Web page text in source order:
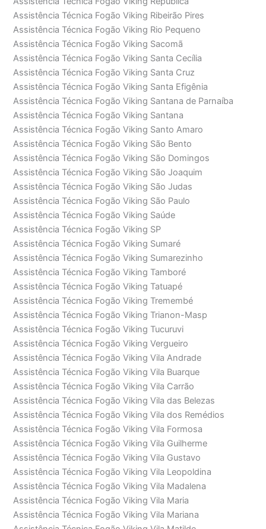
Assistência Técnica Fogão Viking Ribeirão Pires
Assistência Técnica Fogão Viking Rio Pequeno
Assistência Técnica Fogão Viking Sacomã
Assistência Técnica Fogão Viking Santa Cecília
Assistência Técnica Fogão Viking Santa Cruz
Assistência Técnica Fogão Viking Santa Efigênia
Assistência Técnica Fogão Viking Santana de Parnaíba
Assistência Técnica Fogão Viking Santana
Assistência Técnica Fogão Viking Santo Amaro
Assistência Técnica Fogão Viking São Bento
Assistência Técnica Fogão Viking São Domingos
Assistência Técnica Fogão Viking São Joaquim
Assistência Técnica Fogão Viking São Judas
Assistência Técnica Fogão Viking São Paulo
Assistência Técnica Fogão Viking Saúde
Assistência Técnica Fogão Viking SP
Assistência Técnica Fogão Viking Sumaré
Assistência Técnica Fogão Viking Sumarezinho
Assistência Técnica Fogão Viking Tamboré
Assistência Técnica Fogão Viking Tatuapé
Assistência Técnica Fogão Viking Tremembé
Assistência Técnica Fogão Viking Trianon-Masp
Assistência Técnica Fogão Viking Tucuruvi
Assistência Técnica Fogão Viking Vergueiro
Assistência Técnica Fogão Viking Vila Andrade
Assistência Técnica Fogão Viking Vila Buarque
Assistência Técnica Fogão Viking Vila Carrão
Assistência Técnica Fogão Viking Vila das Belezas
Assistência Técnica Fogão Viking Vila dos Remédios
Assistência Técnica Fogão Viking Vila Formosa
Assistência Técnica Fogão Viking Vila Guilherme
Assistência Técnica Fogão Viking Vila Gustavo
Assistência Técnica Fogão Viking Vila Leopoldina
Assistência Técnica Fogão Viking Vila Madalena
Assistência Técnica Fogão Viking Vila Maria
Assistência Técnica Fogão Viking Vila Mariana